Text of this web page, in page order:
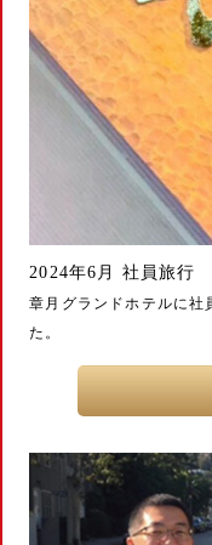
2024年6月 社員旅行
章月グランドホテルに社
た